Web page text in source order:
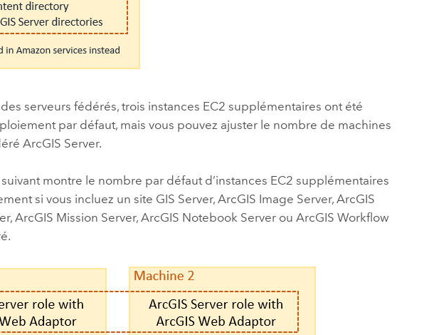
serveurs fédérés, trois instances EC2 supplémentaires ont été
par défaut, mais vous pouvez ajuster le nombre de machines
ArcGIS Server.
montre le nombre par défaut d’instances EC2 supplémentaires
si vous incluez un site GIS Server,ArcGIS Image Server,ArcGIS
,ArcGIS Mission Server,ArcGIS Notebook Server ouArcGIS Workflow